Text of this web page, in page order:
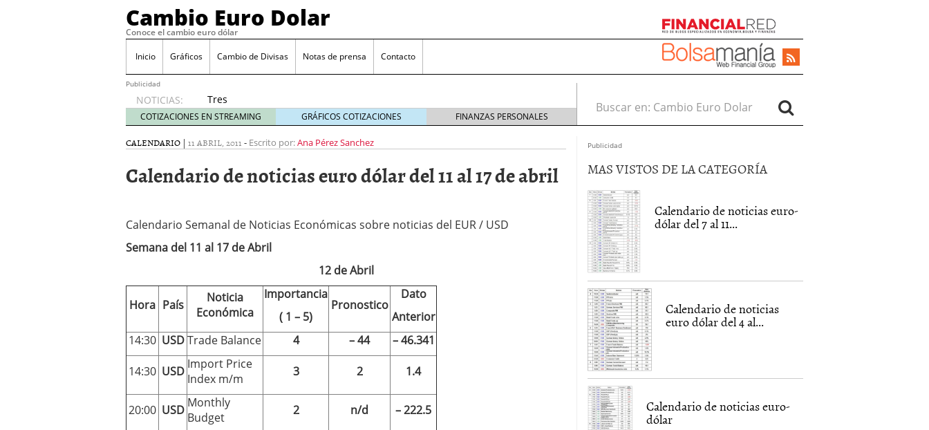
Cambio Euro Dolar
Conoce el cambio euro dólar
Inicio Gráficos Cambio de Divisas Notas de prensa Contacto
Publicidad
NOTICIAS:
Tres
escenarios
posibles
para el
según
las
y el BCE
Informe de mercado: el euro se mantiene cerca de 1,174 USD tras rebote
Qué está moviendo hoy el cambio euro-dólar
Contexto del dólar fuerte: próximos reportes de empleo de EE. UU. se
convierten en foco principal para el par EUR/USD
El dólar vive su mayor caída anual desde 2017 mientras analistas esperan
más debilidad en 2026 05/01/2026
COTIZACIONES EN STREAMING GRÁFICOS COTIZACIONES FINANZAS PERSONALES
Buscar en:
CALENDARIO | 11 ABRIL, 2011 - Escrito por:Ana Pérez Sanchez
Calendario de noticias euro dólar del 11 al 17 de abril
Calendario Semanal de Noticias Económicas sobre noticias del EUR / USD
Semana del 11 al 17 de Abril
12 de Abril
Hora País
Noticia
Económica
Importancia
( 1 – 5)
Pronostico
Dato
Anterior
14:30 USD Trade Balance 4 – 44 – 46.341
14:30 USD Import Price
Index m/m
3 2 1.4
20:00 USD Monthly
Budget
2 n/d – 222.5
Publicidad
MAS VISTOS DE LA CATEGORÍA
Calendario de noticias euro-
dólar del 7 al 11...
Calendario de noticias
euro dólar del 4 al...
Calendario de noticias euro-
dólar